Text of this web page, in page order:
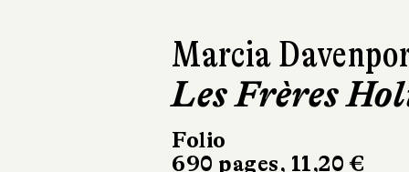
Jonas Hassen
Khemiri
Les Sœurs